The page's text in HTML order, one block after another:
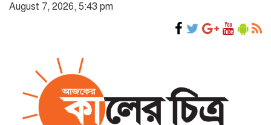
August 7, 2026, 5:43 pm